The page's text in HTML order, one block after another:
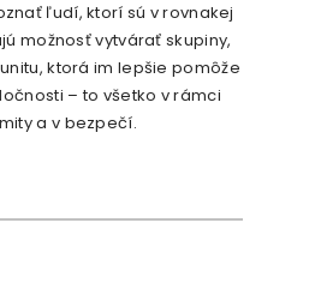
ľudí, ktorí sú v rovnakej
možnosť vytvárať skupiny,
ktorá im lepšie pomôže
– to všetko v rámci
a v bezpečí.